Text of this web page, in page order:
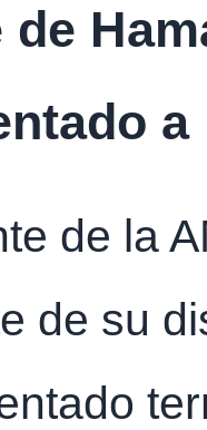
de
a
de la
de su